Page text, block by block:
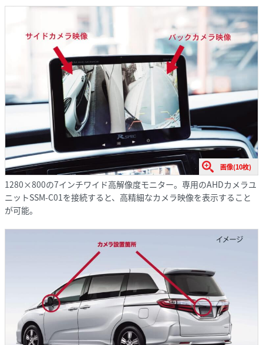
画像(10枚)
1280×800の7インチワイド高解像度モニター。専用のAHDカメラユ
ニットSSM-C01を接続すると、高精細なカメラ映像を表示すること
が可能。